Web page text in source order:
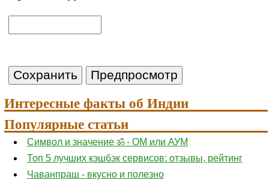
Интересные факты об Индии
Популярные статьи
Символ и значение ॐ - ОМ или АУМ
Топ 5 лучших кэшбэк сервисов: отзывы, рейтинг
Чаванпраш - вкусно и полезно